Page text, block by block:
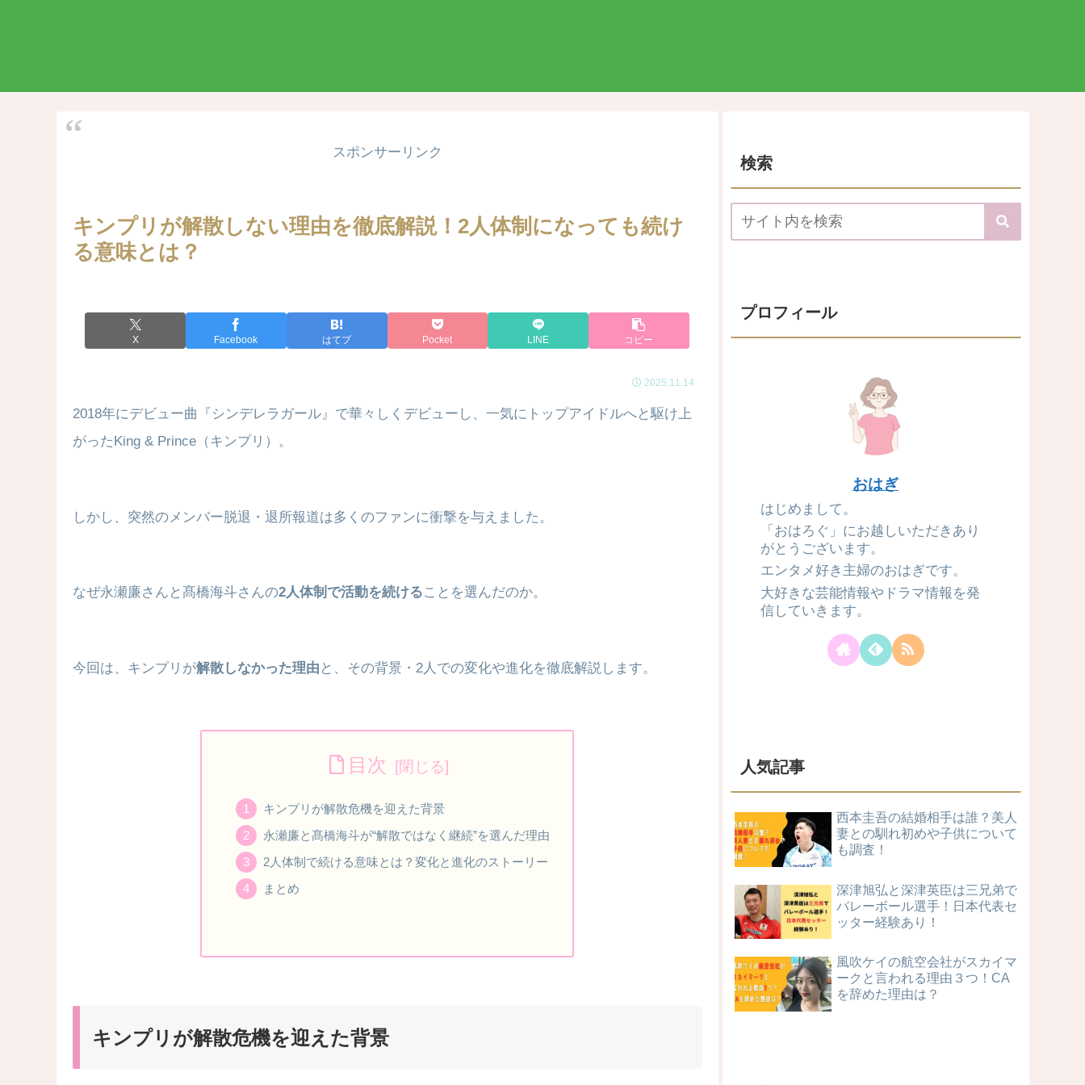
スポンサーリンク
キンプリが解散しない理由を徹底解説！2人体制になっても続け
る意味とは？
X Facebook はてブ Pocket LINE コピー
2025.11.14
2018年にデビュー曲『シンデレラガール』で華々しくデビューし、一気にトップアイドルへと駆け上
がったKing & Prince（キンプリ）。
しかし、突然のメンバー脱退・退所報道は多くのファンに衝撃を与えました。
なぜ永瀬廉さんと髙橋海斗さんの2人体制で活動を続けることを選んだのか。
今回は、キンプリが解散しなかった理由 と、その背景・2人での変化や進化を徹底解説します。
目次
キンプリが解散危機を迎えた背景
永瀬廉と髙橋海斗が“解散ではなく継続”を選んだ理由
2人体制で続ける意味とは？変化と進化のストーリー
まとめ
キンプリが解散危機を迎えた背景
検索
プロフィール
おはぎ
はじめまして。
「おはろぐ」にお越しいただきあり
がとうございます。
エンタメ好き主婦のおはぎです。
大好きな芸能情報やドラマ情報を発
信していきます。
人気記事
西本圭吾の結婚相手は誰？美人
妻との馴れ初めや子供について
も調査！
深津旭弘と深津英臣は三兄弟で
バレーボール選手！日本代表セ
ッター経験あり！
風吹ケイの航空会社がスカイマ
ークと言われる理由３つ！CA
を辞めた理由は？